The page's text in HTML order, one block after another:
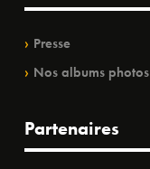
Presse
Nos albums photos
Partenaires